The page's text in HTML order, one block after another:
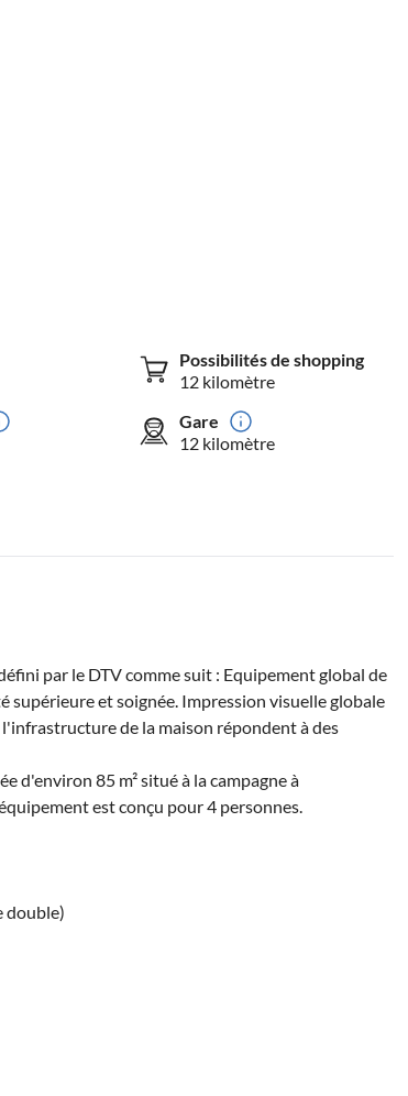
Possibilités de shopping
12 kilomètre
Gare
12 kilomètre
par le DTV comme suit : Equipement global de
et soignée. Impression visuelle globale
de la maison répondent à des
d'environ 85 m² situé à la campagne à
est conçu pour 4 personnes.
double)